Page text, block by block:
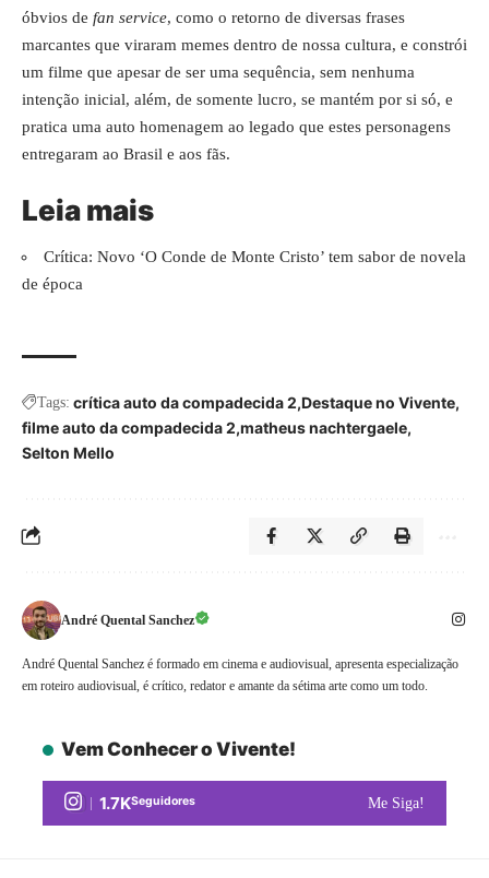
óbvios de fan service, como o retorno de diversas frases
marcantes que viraram memes dentro de nossa cultura, e constrói
um filme que apesar de ser uma sequência, sem nenhuma
intenção inicial, além, de somente lucro, se mantém por si só, e
pratica uma auto homenagem ao legado que estes personagens
entregaram ao Brasil e aos fãs.
Leia mais
Crítica: Novo ‘O Conde de Monte Cristo’ tem sabor de novela
de época
Tags: crítica auto da compadecida 2 Destaque no Vivente
filme auto da compadecida 2 matheus nachtergaele
Selton Mello
André Quental Sanchez
André Quental Sanchez é formado em cinema e audiovisual, apresenta especialização
em roteiro audiovisual, é crítico, redator e amante da sétima arte como um todo.
Vem Conhecer o Vivente!
1.7KSeguidores Me Siga!